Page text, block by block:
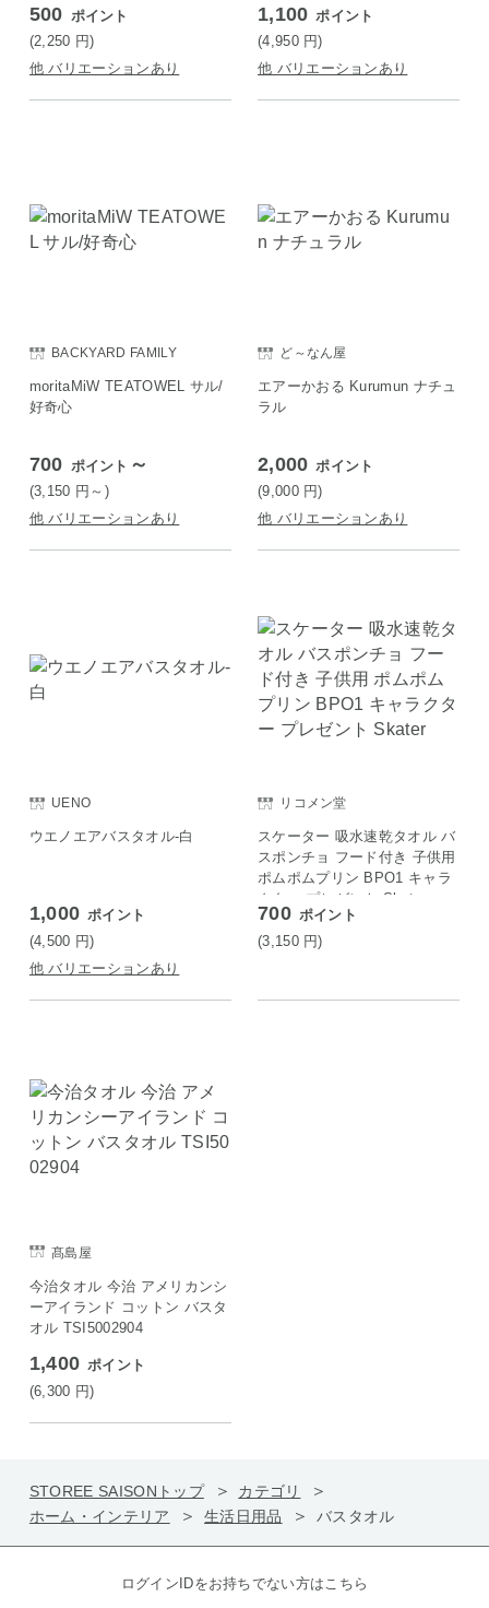
500 ポイント
(2,250 円)
他 バリエーションあり
1,100 ポイント
(4,950 円)
他 バリエーションあり
BACKYARD FAMILY
moritaMiW TEATOWEL サル/
好奇心
700 ポイント ～
(3,150 円 ～)
他 バリエーションあり
ど～なん屋
エアーかおる Kurumun ナチュ
ラル
2,000 ポイント
(9,000 円)
他 バリエーションあり
UENO
ウエノエアバスタオル-白
1,000 ポイント
(4,500 円)
他 バリエーションあり
リコメン堂
スケーター 吸水速乾タオル バ
スポンチョ フード付き 子供用
ポムポムプリン BPO1 キャラ
クター プレゼント Skater
700 ポイント
(3,150 円)
髙島屋
今治タオル 今治 アメリカンシ
ーアイランド コットン バスタ
オル TSI5002904
1,400 ポイント
(6,300 円)
STOREE SAISONトップ
カテゴリ
ホーム・インテリア
生活日用品 バスタオル
ログインIDをお持ちでない方はこちら